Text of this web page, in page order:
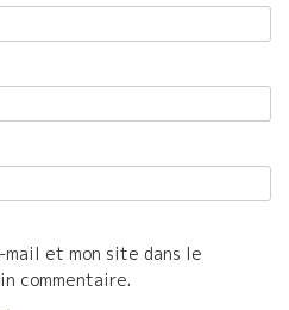
mail et mon site dans le
commentaire.